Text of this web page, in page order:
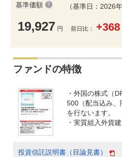
基準価額
19,927 円
（基準日：2026
前日比： +368
ファンドの特徴
・外国の株式（
500（配当込み、
を行ないます。
・実質組入外貨
投資信託説明書（目論見書）